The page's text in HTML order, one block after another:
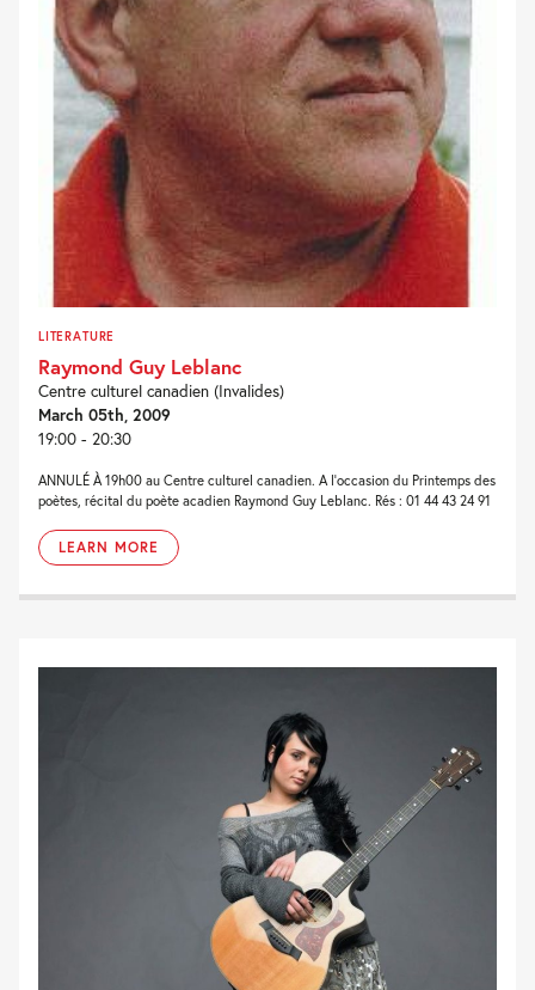
LITERATURE
Raymond Guy Leblanc
Centre culturel canadien (Invalides)
March 05th, 2009
19:00 - 20:30
ANNULÉ À 19h00 au Centre culturel canadien. A l'occasion du Printemps des
poètes, récital du poète acadien Raymond Guy Leblanc. Rés : 01 44 43 24 91
LEARN MORE